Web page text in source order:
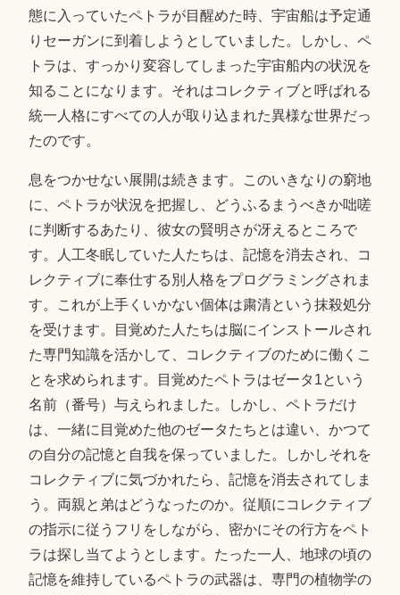
態に入っていたペトラが目醒めた時、宇宙船は予定通
りセーガンに到着しようとしていました。しかし、ペ
トラは、すっかり変容してしまった宇宙船内の状況を
知ることになります。それはコレクティブと呼ばれる
統一人格にすべての人が取り込まれた異様な世界だっ
たのです。
息をつかせない展開は続きます。このいきなりの窮地
に、ペトラが状況を把握し、どうふるまうべきか咄嗟
に判断するあたり、彼女の賢明さが冴えるところで
す。人工冬眠していた人たちは、記憶を消去され、コ
レクティブに奉仕する別人格をプログラミングされま
す。これが上手くいかない個体は粛清という抹殺処分
を受けます。目覚めた人たちは脳にインストールされ
た専門知識を活かして、コレクティブのために働くこ
とを求められます。目覚めたペトラはゼータ1という
名前（番号）与えられました。しかし、ペトラだけ
は、一緒に目覚めた他のゼータたちとは違い、かつて
の自分の記憶と自我を保っていました。しかしそれを
コレクティブに気づかれたら、記憶を消去されてしま
う。両親と弟はどうなったのか。従順にコレクティブ
の指示に従うフリをしながら、密かにその行方をペト
ラは探し当てようとします。たった一人、地球の頃の
記憶を維持しているペトラの武器は、専門の植物学の